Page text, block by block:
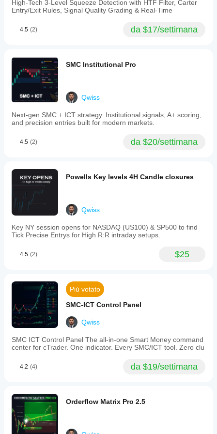
and
stop-
hunts;
where
price
decisively
in
intended
direction.
indicator
target
box
indicating
likely
distribution
levels,
providing
clear
zones
stop-
take-
profit.
Designed
for
futures,
forex,
cryptocurrencies,
indices,
it
any
to
help
traders
enter
after
High-Tech 3-Level Squeeze Detection with HTF Filter, Carter
Entry/Exit Rules, Signal Quality Grading & Real-Time
4.5 (2) da $17/settimana
SMC Institutional Pro
Qwiss
Next-gen SMC + ICT strategy. Institutional signals, A+ scoring,
and precision entries built for modern markets.
4.5 (2) da $20/settimana
Powells Key levels 4H Candle closures
Qwiss
Key NY session opens for NASDAQ (US100) & SP500 to find
Tick Precise Entrys for High R:R intraday setups.
4.5 (2) $25
Più votato
SMC-ICT Control Panel
Qwiss
SMC ICT Control Panel The all-in-one Smart Money command
center for cTrader. One indicator. Every SMC/ICT tool. Zero clu
4.2 (4) da $19/settimana
Orderflow Matrix Pro 2.5